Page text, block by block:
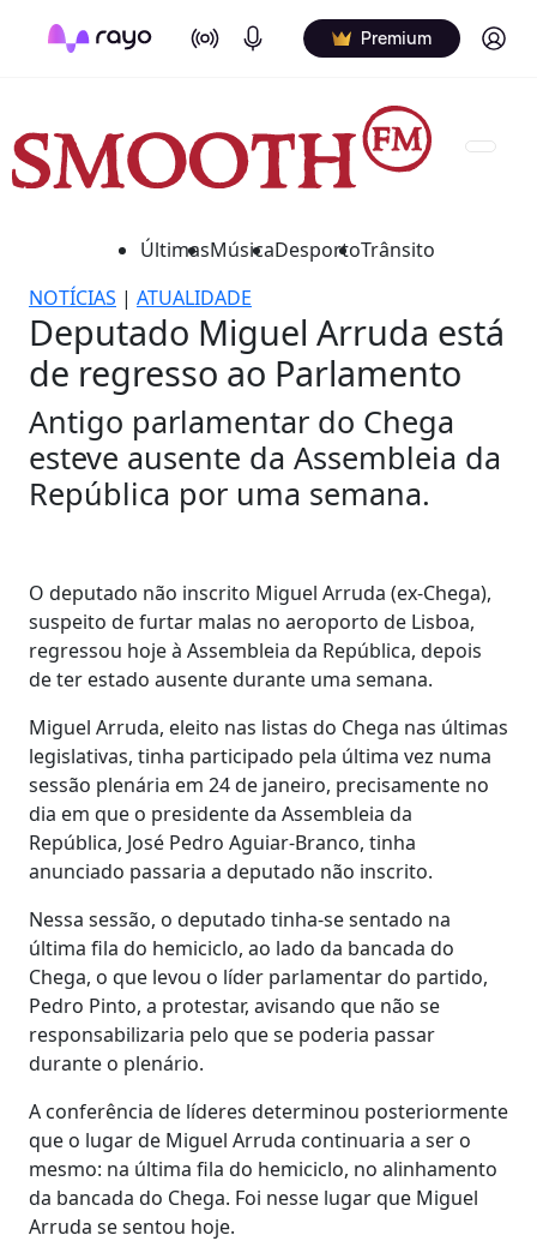
On Air Podcasts Premium Log in
ÚltimasMúsicaDesportoTrânsito
NOTÍCIAS | ATUALIDADE
Deputado Miguel Arruda está
de regresso ao Parlamento
Antigo parlamentar do Chega
esteve ausente da Assembleia da
República por uma semana.
O deputado não inscrito Miguel Arruda (ex-Chega),
suspeito de furtar malas no aeroporto de Lisboa,
regressou hoje à Assembleia da República, depois
de ter estado ausente durante uma semana.
Miguel Arruda, eleito nas listas do Chega nas últimas
legislativas, tinha participado pela última vez numa
sessão plenária em 24 de janeiro, precisamente no
dia em que o presidente da Assembleia da
República, José Pedro Aguiar-Branco, tinha
anunciado passaria a deputado não inscrito.
Nessa sessão, o deputado tinha-se sentado na
última fila do hemiciclo, ao lado da bancada do
Chega, o que levou o líder parlamentar do partido,
Pedro Pinto, a protestar, avisando que não se
responsabilizaria pelo que se poderia passar
durante o plenário.
A conferência de líderes determinou posteriormente
que o lugar de Miguel Arruda continuaria a ser o
mesmo: na última fila do hemiciclo, no alinhamento
da bancada do Chega. Foi nesse lugar que Miguel
Arruda se sentou hoje.